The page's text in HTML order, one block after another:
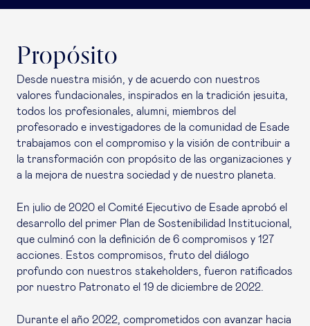
Propósito
Desde nuestra misión, y de acuerdo con nuestros
valores fundacionales, inspirados en la tradición jesuita,
todos los profesionales, alumni, miembros del
profesorado e investigadores de la comunidad de Esade
trabajamos con el compromiso y la visión de contribuir a
la transformación con propósito de las organizaciones y
a la mejora de nuestra sociedad y de nuestro planeta.
En julio de 2020 el Comité Ejecutivo de Esade aprobó el
desarrollo del primer Plan de Sostenibilidad Institucional,
que culminó con la definición de 6 compromisos y 127
acciones. Estos compromisos, fruto del diálogo
profundo con nuestros stakeholders, fueron ratificados
por nuestro Patronato el 19 de diciembre de 2022.
Durante el año 2022, comprometidos con avanzar hacia